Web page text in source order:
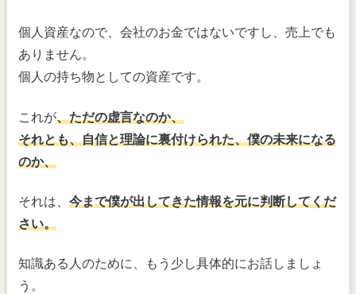
個人資産なので、会社のお金ではないですし、売上でも
ありません。
個人の持ち物としての資産です。
これが、ただの虚言なのか、
それとも、自信と理論に裏付けられた、僕の未来になる
のか、
それは、 今まで僕が出してきた情報を元に判断してくだ
さい。
知識ある人のために、もう少し具体的にお話しましょ
う。